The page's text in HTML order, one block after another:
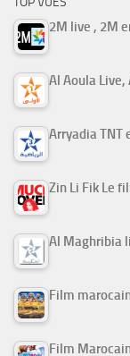
2M live , 2M
Al Aoula Live,
Arryadia TNT
Al Maghribia